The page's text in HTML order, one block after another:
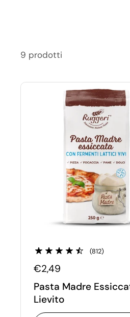
9 prodotti
(812)
€2,49
Pasta Madre
Lievito